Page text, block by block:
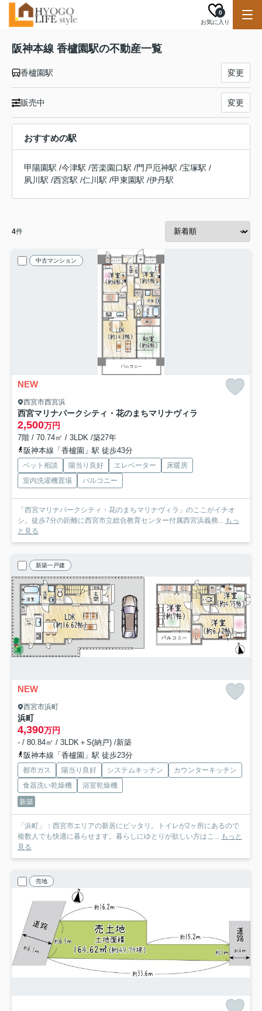
お気に入り
0
阪神本線 香櫨園駅の不動産一覧
香櫨園駅 変更
販売中 変更
おすすめの駅
甲陽園駅 /今津駅 /苦楽園口駅 /門戸厄神駅 /宝塚駅 /
夙川駅 /西宮駅 /仁川駅 /甲東園駅 /伊丹駅
4件
中古マンション
NEW
西宮市西宮浜
西宮マリナパークシティ・花のまちマリナヴィラ
2,500万円
7階 / 70.74㎡ / 3LDK /築27年
阪神本線「香櫨園」駅 徒歩43分
ペット相談 陽当り良好 エレベーター
床暖房
室内洗濯機置場
バルコニー
「西宮マリナパークシティ・花のまちマリナヴィラ」のここがイチオ
シ。徒歩7分の距離に西宮市立総合教育センター付属西宮浜義務... もっ
と見る
新築一戸建
NEW
西宮市浜町
浜町
4,390万円
- / 80.84㎡ / 3LDK＋S(納戸) /新築
阪神本線「香櫨園」駅 徒歩23分
都市ガス 陽当り良好 システムキッチン
カウンターキッチン
食器洗い乾燥機
浴室乾燥機
新築
「浜町」：西宮市エリアの新居にピッタリ。トイレが2ヶ所にあるので
複数人でも快適に暮らせます。暮らしにゆとりが欲しい方はこ... もっと
見る
売地